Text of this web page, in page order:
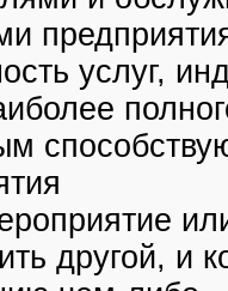
услуг,
другой, и